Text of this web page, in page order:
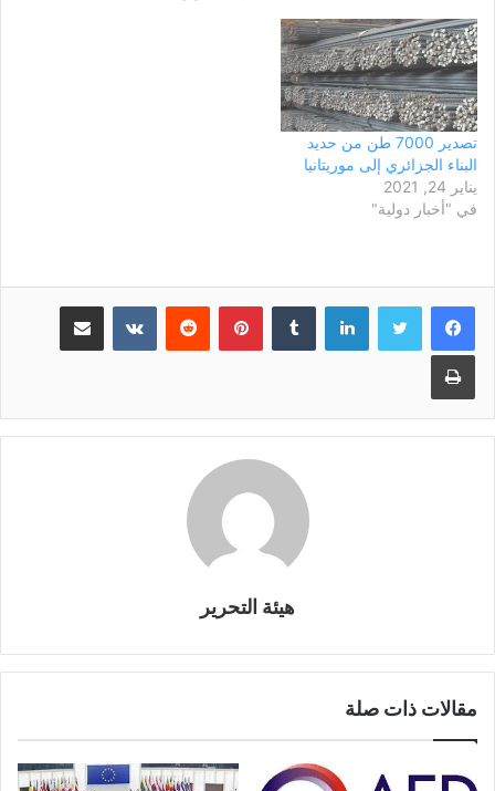
تصدير 7000 طن من حديد
البناء الجزائري إلى موريتانيا
يناير 24, 2021
في "أخبار دولية"
لينكدإن بينتيريست مشاركة عبر البريد
طباعة
هيئة التحرير
مقالات ذات صلة